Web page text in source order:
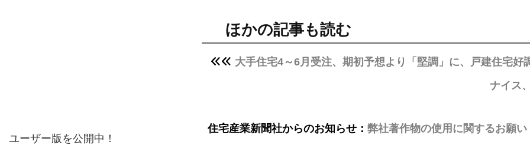
ほかの記事も読む
大手住宅4～6月受注、期初予想より「堅調」に、戸建住宅好
ナイス
住宅産業新聞社からのお知らせ： 弊社著作物の使用に関するお願い
ユーザー版を公開中！